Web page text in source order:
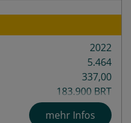
2022
5.464
337,00
183.900 BRT
20
mehr Infos